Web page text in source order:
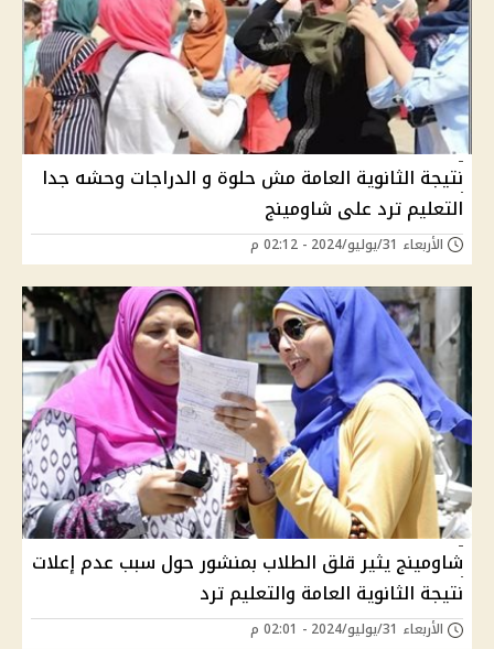
نتيجة الثانوية العامة مش حلوة و الدراجات وحشه جدا
التعليم ترد على شاومينج
الأربعاء 31/يوليو/2024 - 02:12 م
شاومينج يثير قلق الطلاب بمنشور حول سبب عدم إعلات
نتيجة الثانوية العامة والتعليم ترد
الأربعاء 31/يوليو/2024 - 02:01 م